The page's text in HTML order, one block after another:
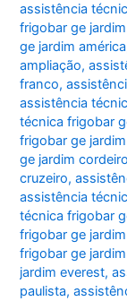
assistência
frigobar ge
ge jardim américa
ampliação,
franco,
assistência
técnica frigobar
frigobar ge
ge jardim cordeiro
cruzeiro,
assistência
técnica frigobar
frigobar ge
frigobar ge
jardim everest,
paulista,